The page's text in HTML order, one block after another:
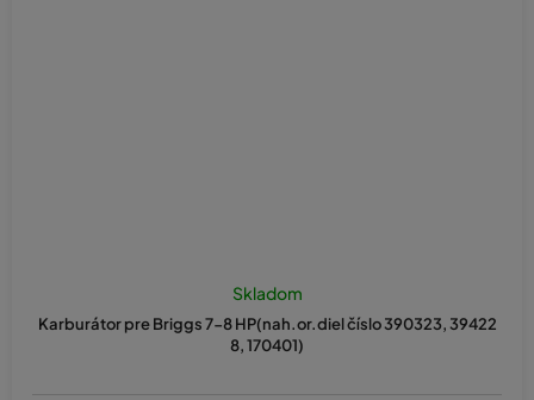
Karburátor pre Briggs 7-8 HP(nah.or.diel číslo 390323, 39422
8, 170401)
Skladom